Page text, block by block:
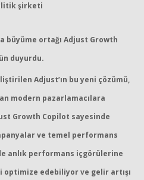
şirketi
ortağı Adjust Growth
duyurdu.
Adjust’ın bu yeni çözümü,
modern pazarlamacılara
Growth Copilot sayesinde
ve temel performans
anlık performans içgörülerine
edebiliyor ve gelir artışı